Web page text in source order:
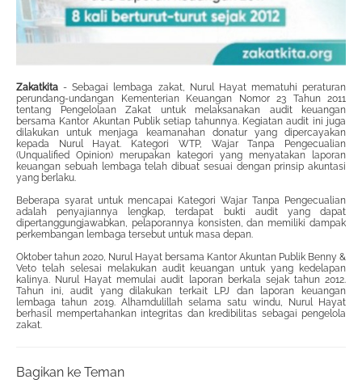
Zakatkita - Sebagai lembaga zakat, Nurul Hayat mematuhi peraturan
perundang-undangan Kementerian Keuangan Nomor 23 Tahun 2011
tentang Pengelolaan Zakat untuk melaksanakan audit keuangan
bersama Kantor Akuntan Publik setiap tahunnya. Kegiatan audit ini juga
dilakukan untuk menjaga keamanahan donatur yang dipercayakan
kepada Nurul Hayat. Kategori WTP, Wajar Tanpa Pengecualian
(Unqualified Opinion) merupakan kategori yang menyatakan laporan
keuangan sebuah lembaga telah dibuat sesuai dengan prinsip akuntasi
yang berlaku.
Beberapa syarat untuk mencapai Kategori Wajar Tanpa Pengecualian
adalah penyajiannya lengkap, terdapat bukti audit yang dapat
dipertanggungjawabkan, pelaporannya konsisten, dan memiliki dampak
perkembangan lembaga tersebut untuk masa depan.
Oktober tahun 2020, Nurul Hayat bersama Kantor Akuntan Publik Benny &
Veto telah selesai melakukan audit keuangan untuk yang kedelapan
kalinya. Nurul Hayat memulai audit laporan berkala sejak tahun 2012.
Tahun ini, audit yang dilakukan terkait LPJ dan laporan keuangan
lembaga tahun 2019. Alhamdulillah selama satu windu, Nurul Hayat
berhasil mempertahankan integritas dan kredibilitas sebagai pengelola
zakat.
Bagikan ke Teman